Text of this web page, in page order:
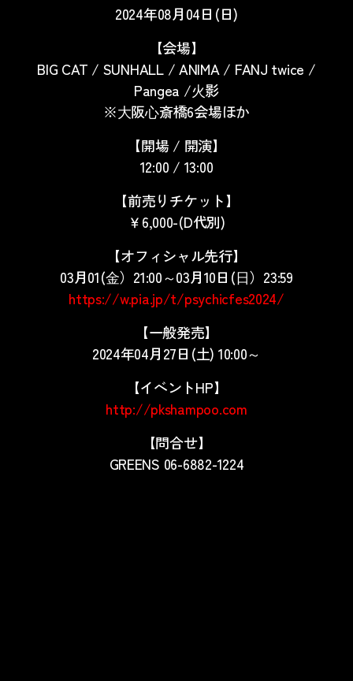
2024年08月04日(日)
【会場】
BIG CAT / SUNHALL / ANIMA / FANJ twice /
Pangea /⽕影
※⼤阪⼼斎橋6会場ほか
【開場 / 開演】
12:00 / 13:00
【前売りチケット】
￥6,000-(D代別)
【オフィシャル先行】
03月01(⾦）21:00～03月10日(⽇）23:59
https://w.pia.jp/t/psychicfes2024/
【一般発売】
2024年04月27日(土) 10:00～
【イベントHP】
http://pkshampoo.com
【問合せ】
GREENS 06-6882-1224